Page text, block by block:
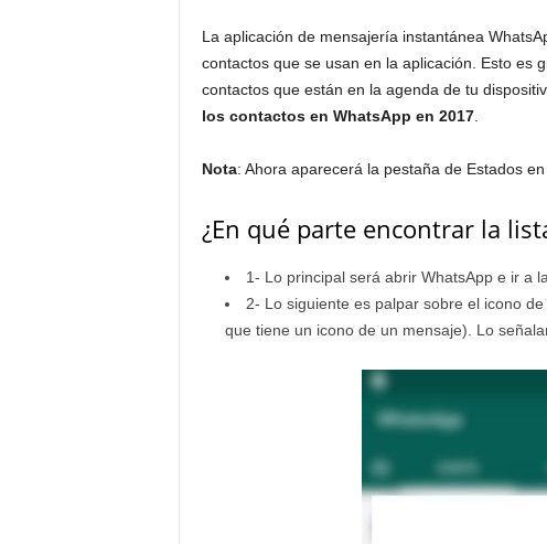
La aplicación de mensajería instantánea
contactos que se usan en la aplicación. Esto es
contactos que están en la agenda de tu
los contactos en WhatsApp en 2017.
Nota: Ahora aparecerá la pestaña de Estados
¿En qué parte encontrar la
1- Lo principal será abrir WhatsApp e ir a
2- Lo siguiente es palpar sobre el icono
que tiene un icono de un mensaje). Lo